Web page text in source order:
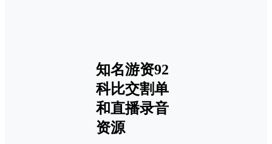
知名游资92
科比交割单
和直播录音
资源